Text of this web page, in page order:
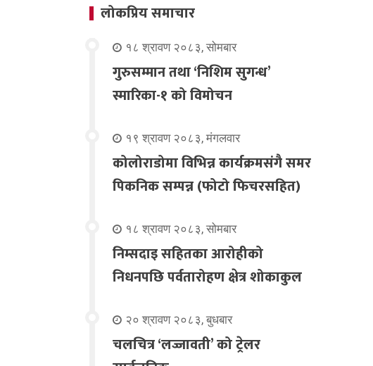
लोकप्रिय समाचार
१८ श्रावण २०८३, सोमबार
गुरुसम्मान तथा ‘निशिम सुगन्ध’
स्मारिका-१ को विमोचन
१९ श्रावण २०८३, मंगलवार
कोलोराडोमा विभिन्न कार्यक्रमसंगै समर
पिकनिक सम्पन्न (फोटो फिचरसहित)
१८ श्रावण २०८३, सोमबार
निम्सदाइ सहितका आरोहीको
निधनपछि पर्वतारोहण क्षेत्र शोकाकुल
२० श्रावण २०८३, बुधबार
चलचित्र ‘लज्जावती’ को ट्रेलर